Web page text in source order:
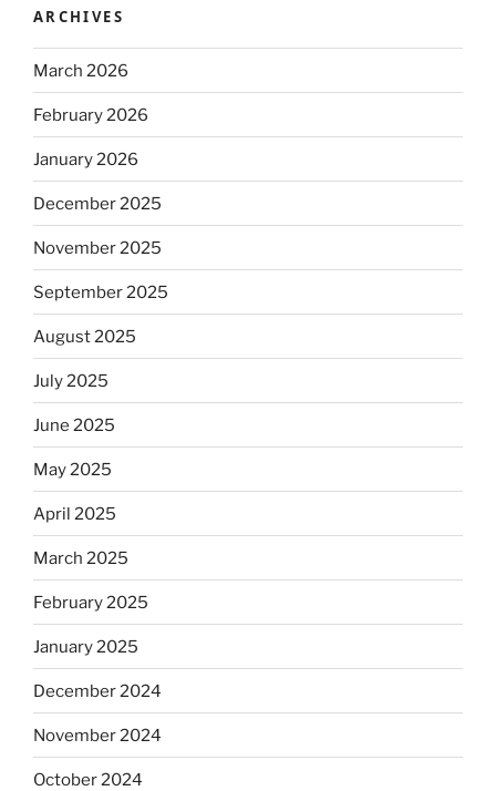
ARCHIVES
March 2026
February 2026
January 2026
December 2025
November 2025
September 2025
August 2025
July 2025
June 2025
May 2025
April 2025
March 2025
February 2025
January 2025
December 2024
November 2024
October 2024